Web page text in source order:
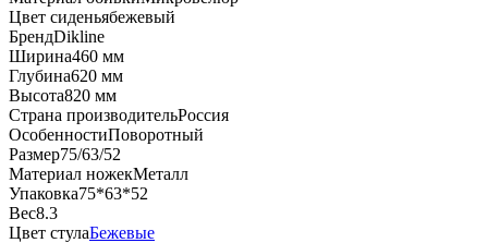
Цвет сиденьябежевый
БрендDikline
Ширина460 мм
Глубина620 мм
Высота820 мм
Страна производительРоссия
ОсобенностиПоворотный
Размер75/63/52
Материал ножекМеталл
Упаковка75*63*52
Вес8.3
Цвет стулаБежевые